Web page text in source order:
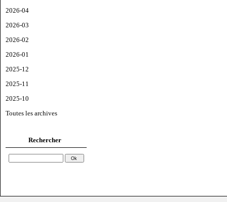
2026-04
2026-03
2026-02
2026-01
2025-12
2025-11
2025-10
Toutes les archives
Rechercher